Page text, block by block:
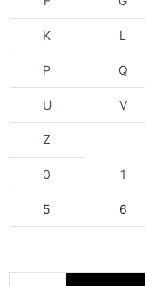
K L
P Q
U V
Z
0 1
5 6